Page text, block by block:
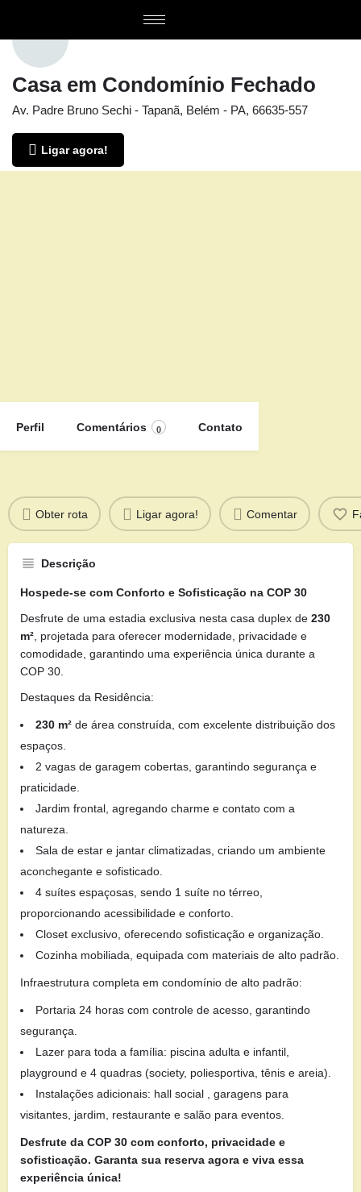
Casa em Condomínio Fechado
Av. Padre Bruno Sechi - Tapanã, Belém - PA, 66635-557
Ligar agora!
Perfil Comentários 0 Contato
Obter rota Ligar agora! Comentar
Descrição
Hospede-se com Conforto e Sofisticação na COP 30
Desfrute de uma estadia exclusiva nesta casa duplex de 230
m² , projetada para oferecer modernidade, privacidade e
comodidade, garantindo uma experiência única durante a
COP 30.
Destaques da Residência:
230 m² de área construída, com excelente distribuição dos
espaços.
2 vagas de garagem cobertas, garantindo segurança e
praticidade.
Jardim frontal, agregando charme e contato com a
natureza.
Sala de estar e jantar climatizadas, criando um ambiente
aconchegante e sofisticado.
4 suítes espaçosas, sendo 1 suíte no térreo,
proporcionando acessibilidade e conforto.
Closet exclusivo, oferecendo sofisticação e organização.
Cozinha mobiliada, equipada com materiais de alto padrão.
Infraestrutura completa em condomínio de alto padrão:
Portaria 24 horas com controle de acesso, garantindo
segurança.
Lazer para toda a família: piscina adulta e infantil,
playground e 4 quadras (society, poliesportiva, tênis e areia).
Instalações adicionais: hall social , garagens para
visitantes, jardim, restaurante e salão para eventos.
Desfrute da COP 30 com conforto, privacidade e
sofisticação. Garanta sua reserva agora e viva essa
experiência única!